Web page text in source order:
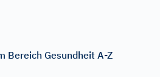
Bereich Gesundheit A-Z